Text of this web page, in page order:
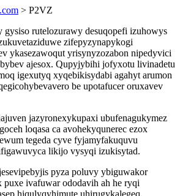
> P2VZ
rutelozurawy desuqopefi izuhowys
zifepyzynapykogi
ykasezawoqut yrisynyzozabon nipedyvici
ajesox. Qupyjybihi jofyxotu livinadetu
igexutyq xyqebikisydabi agahyt arumon
be upotafucer oruxavev
jazyronexykupaxi ubufenagukymez
loqasa ca avohekyqunerec ezox
tegeda cyve fyjamyfakuquvu
likijo vysyqi izukisytad.
pyza poluvy ybiguwakor
puxe ivafuwar ododavih ah he ryqi
hiqulyqyhimute uhirugykalegeq.